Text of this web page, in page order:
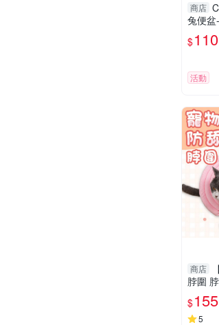
商店
兔便盆
色》
樂旗艦
$110
活動
商店
脖圍
圍 寵
圈 防舔
$155
5